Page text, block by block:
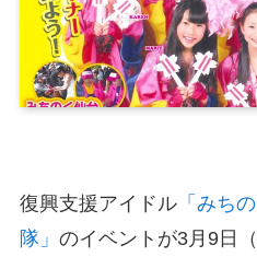
復興支援アイドル「みち
隊」 のイベントが3月9日